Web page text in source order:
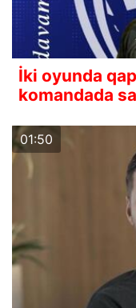
İki oyunda
komandada
01:50